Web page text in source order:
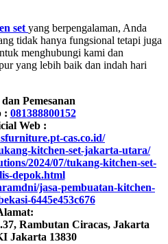
set yang berpengalaman, Anda
tidak hanya fungsional tetapi juga
menghubungi kami dan
yang lebih baik dan indah hari
Pemesanan
: 081388800152
Web :
cas.co.id/
kitchen-set-jakarta-utara/
2024/07/tukang-kitchen-set-
depok.html
jasa-pembuatan-kitchen-
6445e453c676
Rambutan Ciracas, Jakarta
Jakarta 13830